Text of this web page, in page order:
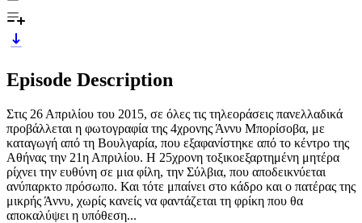
Episode Description
Στις 26 Απριλίου του 2015, σε όλες τις τηλεοράσεις πανελλαδικά
προβάλλεται η φωτογραφία της 4χρονης Άννυ Μπορίσοβα, με
καταγωγή από τη Βουλγαρία, που εξαφανίστηκε από το κέντρο της
Αθήνας την 21η Απριλίου. Η 25χρονη τοξικοεξαρτημένη μητέρα
ρίχνει την ευθύνη σε μια φίλη, την Σύλβια, που αποδεικνύεται
ανύπαρκτο πρόσωπο. Και τότε μπαίνει στο κάδρο και ο πατέρας της
μικρής Άννυ, χωρίς κανείς να φαντάζεται τη φρίκη που θα
αποκαλύψει η υπόθεση...